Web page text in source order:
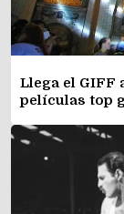
Llega el GIFF
películas top